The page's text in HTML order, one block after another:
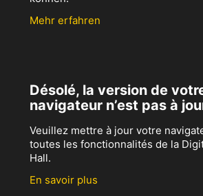
Mehr erfahren
Désolé, la version de
navigateur n’est pas à
Veuillez mettre à jour votre
toutes les fonctionnalités de la
Hall.
En savoir plus